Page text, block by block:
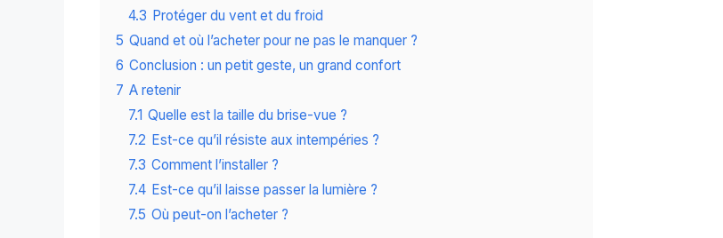
4.3 Protéger du vent et du froid
5 Quand et où l’acheter pour ne pas le manquer ?
6 Conclusion : un petit geste, un grand confort
7 A retenir
7.1 Quelle est la taille du brise-vue ?
7.2 Est-ce qu’il résiste aux intempéries ?
7.3 Comment l’installer ?
7.4 Est-ce qu’il laisse passer la lumière ?
7.5 Où peut-on l’acheter ?